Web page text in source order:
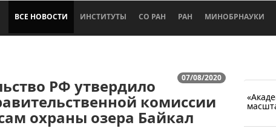
ВСЕ НОВОСТИ ИНСТИТУТЫ СО РАН РАН МИНОБРНАУКИ
07/08/2020
РФ утвердило
комиссии
охраны озера Байкал